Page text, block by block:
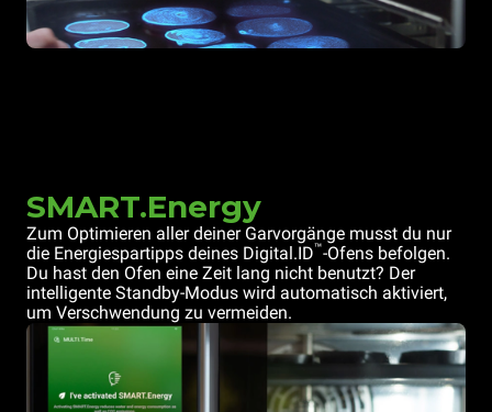
SMART.Energy
Zum Optimieren aller deiner Garvorgänge musst du nur
die Energiespartipps deines Digital.ID™-Ofens befolgen.
Du hast den Ofen eine Zeit lang nicht benutzt? Der
intelligente Standby-Modus wird automatisch aktiviert,
um Verschwendung zu vermeiden.